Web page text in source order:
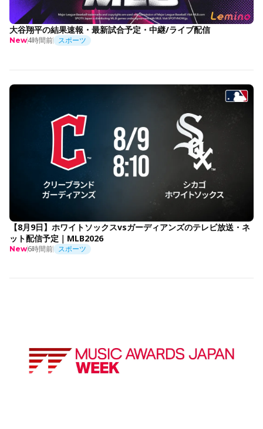
大谷翔平の結果速報・最新試合予定・中継/ライブ配信
New4時間前 スポーツ
【8月9日】ホワイトソックスvsガーディアンズのテレビ放送・ネ
ット配信予定｜MLB2026
New6時間前 スポーツ